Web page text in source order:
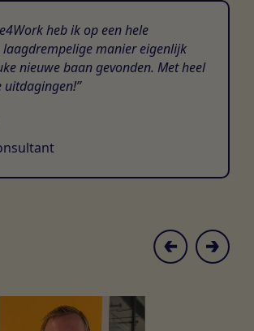
heb ik op een hele
manier eigenlijk
nieuwe baan gevonden. Met heel
uitdagingen!